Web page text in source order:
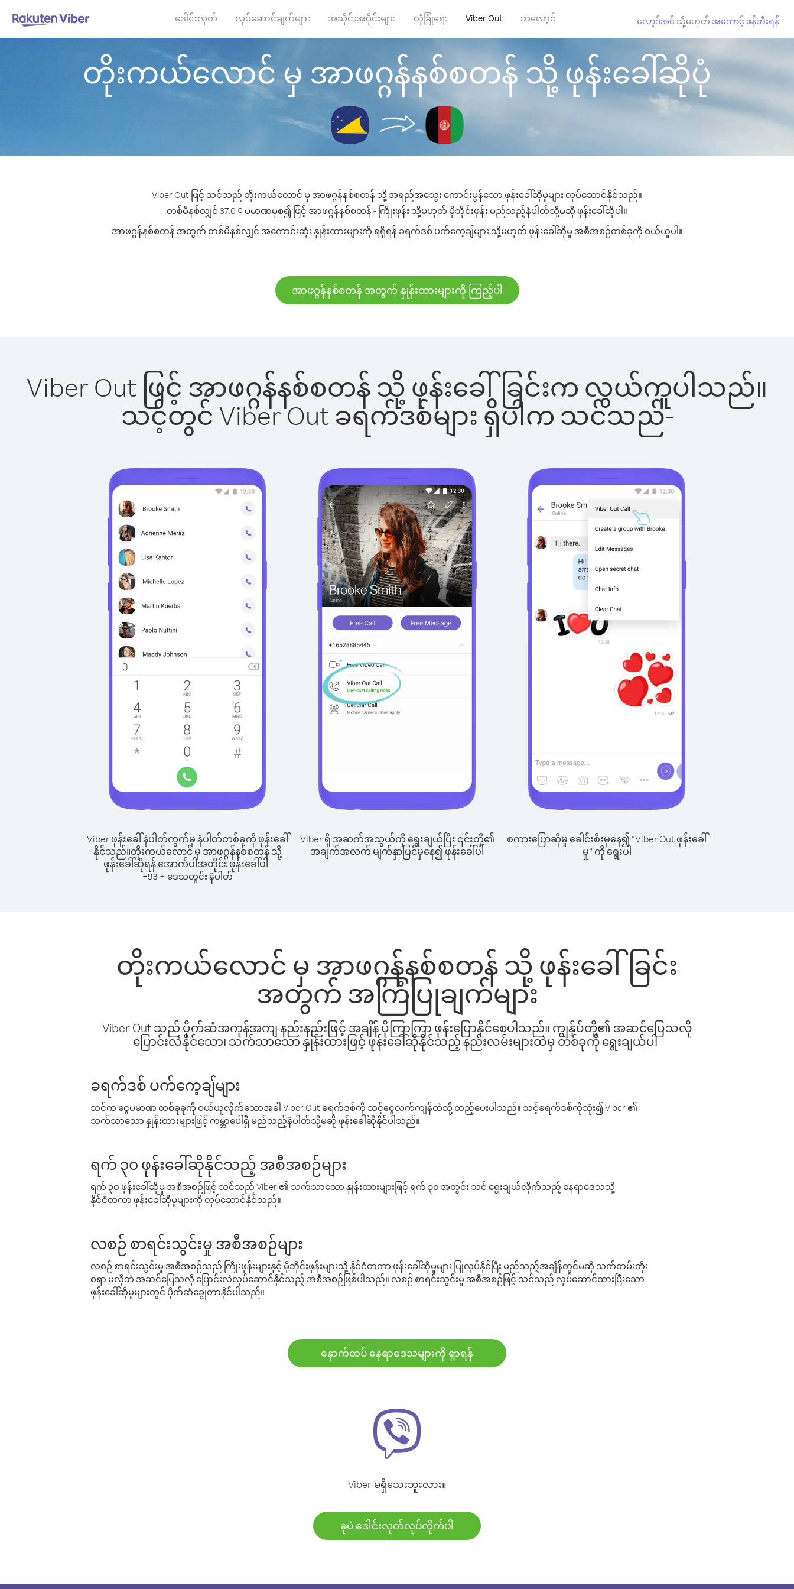
ဒေါင်းလုတ် လုပ်ဆောင်ချက်များ အသိုင်းအဝိုင်းများ လုံခြုံရေး Viber Out ဘလော့ဂ် လော့ဂ်အင် သို့မဟုတ် အကောင့် ဖန်တီးရန်
တိုးကယ်လောင် မှ အာဖဂ္ဂန်နစ်စတန် သို့ ဖုန်းခေါ်ဆိုပုံ
Viber Out ဖြင့် သင်သည် တိုးကယ်လောင် မှ အာဖဂ္ဂန်နစ်စတန် သို့ အရည်အသွေး ကောင်းမွန်သော ဖုန်းခေါ်ဆိုမှုများ လုပ်ဆောင်နိုင်သည်။
တစ်မိနစ်လျှင် 37.0 ¢ ပမာဏမှစ၍ ဖြင့် အာဖဂ္ဂန်နစ်စတန် - ကြိုးဖုန်း သို့မဟုတ် မိုဘိုင်းဖုန်း မည်သည့်နံပါတ်သို့မဆို ဖုန်းခေါ်ဆိုပါ။
အာဖဂ္ဂန်နစ်စတန် အတွက် တစ်မိနစ်လျှင် အကောင်းဆုံး နှုန်းထားများကို ရရှိရန် ခရက်ဒစ် ပက်ကေ့ချ်များ သို့မဟုတ် ဖုန်းခေါ်ဆိုမှု အစီအစဉ်တစ်ခုကို ဝယ်ယူပါ။
အာဖဂ္ဂန်နစ်စတန် အတွက် နှုန်းထားများကို ကြည့်ပါ
Viber Out ဖြင့် အာဖဂ္ဂန်နစ်စတန် သို့ ဖုန်းခေါ်ခြင်းက လွယ်ကူပါသည်။
သင့်တွင် Viber Out ခရက်ဒစ်များ ရှိပါက သင်သည်-
Viber ဖုန်းခေါ်နံပါတ်ကွက်မှ နံပါတ်တစ်ခုကို ဖုန်းခေါ်
နိုင်သည်။တိုးကယ်လောင် မှ အာဖဂ္ဂန်နစ်စတန် သို့
ဖုန်းခေါ်ဆိုရန် အောက်ပါအတိုင်း ဖုန်းခေါ်ပါ-
+93+ ဒေသတွင်း နံပါတ်
Viber ရှိ အဆက်အသွယ်ကို ရွေးချယ်ပြီး ၎င်းတို့၏
အချက်အလက် မျက်နှာပြင်မှနေ၍ ဖုန်းခေါ်ပါ
စကားပြောဆိုမှု ခေါင်းစီးမှနေ၍ “Viber Out ဖုန်းခေါ်
မှု” ကို ရွေးပါ
တိုးကယ်လောင် မှ အာဖဂ္ဂန်နစ်စတန် သို့ ဖုန်းခေါ်ခြင်း
အတွက် အကြံပြုချက်များ
Viber Out သည် ပိုက်ဆံအကုန်အကျ နည်းနည်းဖြင့် အချိန် ပိုကြာကြာ ဖုန်းပြောနိုင်စေပါသည်။ ကျွန်ုပ်တို့၏ အဆင်ပြေသလို
ပြောင်းလဲနိုင်သော၊ သက်သာသော နှုန်းထားဖြင့် ဖုန်းခေါ်ဆိုနိုင်သည့် နည်းလမ်းများထဲမှ တစ်ခုကို ရွေးချယ်ပါ-
ခရက်ဒစ် ပက်ကေ့ချ်များ
သင်က ငွေပမာဏ တစ်ခုခုကို ဝယ်ယူလိုက်သောအခါ Viber Out ခရက်ဒစ်ကို သင့်ငွေလက်ကျန်ထဲသို့ ထည့်ပေးပါသည်။ သင့်ခရက်ဒစ်ကိုသုံး၍ Viber ၏
သက်သာသော နှုန်းထားများဖြင့် ကမ္ဘာပေါ်ရှိ မည်သည့်နံပါတ်သို့မဆို ဖုန်းခေါ်ဆိုနိုင်ပါသည်။
ရက် ၃၀ ဖုန်းခေါ်ဆိုနိုင်သည့် အစီအစဉ်များ
ရက် ၃၀ ဖုန်းခေါ်ဆိုမှု အစီအစဉ်ဖြင့် သင်သည် Viber ၏ သက်သာသော နှုန်းထားများဖြင့် ရက် ၃၀ အတွင်း သင် ရွေးချယ်လိုက်သည့် နေရာဒေသသို့
နိုင်ငံတကာ ဖုန်းခေါ်ဆိုမှုများကို လုပ်ဆောင်နိုင်သည်။
လစဉ် စာရင်းသွင်းမှု အစီအစဉ်များ
လစဉ် စာရင်းသွင်းမှု အစီအစဉ်သည် ကြိုးဖုန်းများနှင့် မိုဘိုင်းဖုန်းများသို့ နိုင်ငံတကာ ဖုန်းခေါ်ဆိုမှုများ ပြုလုပ်နိုင်ပြီး မည်သည့်အချိန်တွင်မဆို သက်တမ်းတိုး
စရာ မလိုဘဲ အဆင်ပြေသလို ပြောင်းလဲလုပ်ဆောင်နိုင်သည့် အစီအစဉ်ဖြစ်ပါသည်။ လစဉ် စာရင်းသွင်းမှု အစီအစဉ်ဖြင့် သင်သည် လုပ်ဆောင်ထားပြီးသော
ဖုန်းခေါ်ဆိုမှုများတွင် ပိုက်ဆံချွေတာနိုင်ပါသည်။
နောက်ထပ် နေရာဒေသများကို ရှာရန်
Viber မရှိသေးဘူးလား။
ခုပဲ ဒေါင်းလုတ်လုပ်လိုက်ပါ